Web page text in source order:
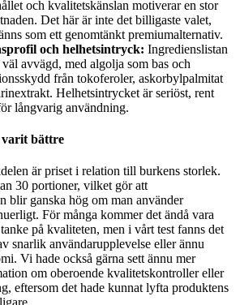
och kvalitetskänslan motiverar en stor
Det här är inte det billigaste valet,
som ett genomtänkt premiumalternativ.
och helhetsintryck: Ingredienslistan
avvägd, med algolja som bas och
från tokoferoler, askorbylpalmitat
Helhetsintrycket är seriöst, rent
långvarig användning.
varit bättre
är priset i relation till burkens storlek.
30 portioner, vilket gör att
blir ganska hög om man använder
För många kommer det ändå vara
på kvaliteten, men i vårt test fanns det
snarlik användarupplevelse eller ännu
Vi hade också gärna sett ännu mer
om oberoende kvalitetskontroller eller
eftersom det hade kunnat lyfta produktens